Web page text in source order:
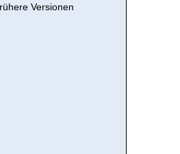
Versionen